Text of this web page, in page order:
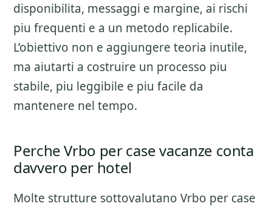
disponibilita, messaggi e margine, ai rischi
piu frequenti e a un metodo replicabile.
L’obiettivo non e aggiungere teoria inutile,
ma aiutarti a costruire un processo piu
stabile, piu leggibile e piu facile da
mantenere nel tempo.
Perche Vrbo per case vacanze conta
davvero per hotel
Molte strutture sottovalutano Vrbo per case